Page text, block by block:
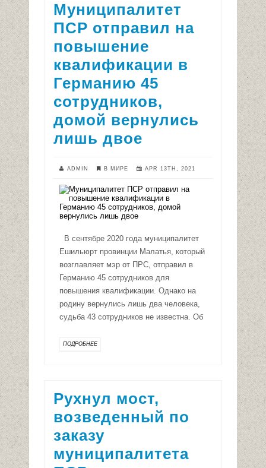
Муниципалитет
ПСР отправил на
повышение
квалификации в
Германию 45
сотрудников,
домой вернулись
лишь двое
ADMIN В МИРЕ APR 13TH, 2021
В сентябре 2020 года муниципалитет
Ешильюрт провинции Малатья, который
возглавляет мэр от ПРС, отправил в
Германию 45 сотрудников для
повышения квалификации. Однако на
родину вернулись лишь два человека,
судьба 43 сотрудников не известна. Об
ПОДРОБНЕЕ
Рухнул мост,
возведенный по
заказу
муниципалитета